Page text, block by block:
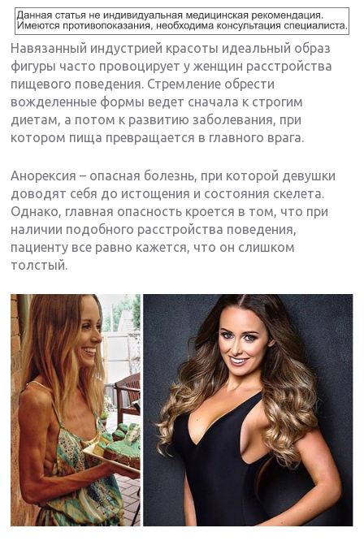
Навязанный индустрией красоты идеальный образ
фигуры часто провоцирует у женщин расстройства
пищевого поведения. Стремление обрести
вожделенные формы ведет сначала к строгим
диетам, а потом к развитию заболевания, при
котором пища превращается в главного врага.
Анорексия – опасная болезнь, при которой девушки
доводят себя до истощения и состояния скелета.
Однако, главная опасность кроется в том, что при
наличии подобного расстройства поведения,
пациенту все равно кажется, что он слишком
толстый.